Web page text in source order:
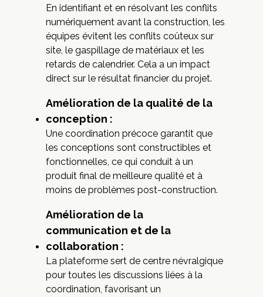
En identifiant et en résolvant les conflits
numériquement avant la construction, les
équipes évitent les conflits coûteux sur
site, le gaspillage de matériaux et les
retards de calendrier. Cela a un impact
direct sur le résultat financier du projet.
Amélioration de la qualité de la
conception :
Une coordination précoce garantit que
les conceptions sont constructibles et
fonctionnelles, ce qui conduit à un
produit final de meilleure qualité et à
moins de problèmes post-construction.
Amélioration de la
communication et de la
collaboration :
La plateforme sert de centre névralgique
pour toutes les discussions liées à la
coordination, favorisant un